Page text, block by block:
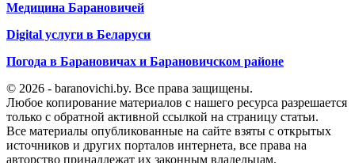
Медицина Барановичей
Digital услуги в Беларуси
Погода в Барановичах и Барановичском районе
© 2026 - baranovichi.by. Все права защищены.
Любое копирование материалов с нашего ресурса разрешается
только с обратной активной ссылкой на страницу статьи.
Все материалы опубликованные на сайте взяты с открытых
источников и других порталов интернета, все права на
авторство принадлежат их законным владельцам.